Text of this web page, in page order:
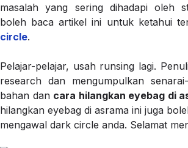
masalah yang sering dihadapi oleh
boleh baca artikel ini untuk ketahui
circle.
Pelajar-pelajar, usah runsing lagi.
research dan mengumpulkan
bahan dan cara hilangkan eyebag di
hilangkan eyebag di asrama ini juga
mengawal dark circle anda. Selamat